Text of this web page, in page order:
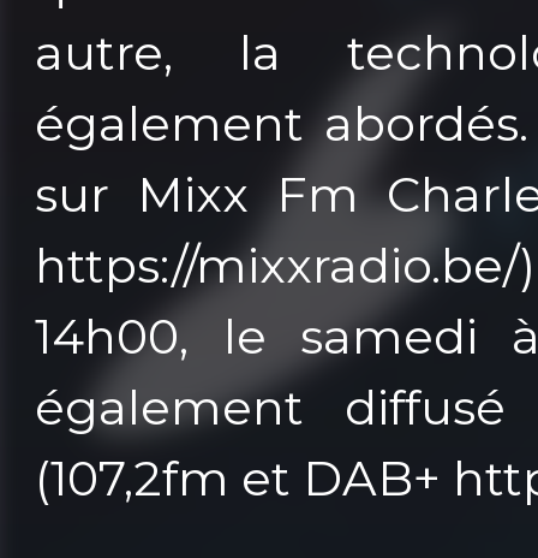
autre, la
également
sur Mixx Fm
https://
14h00, le samedi
également
(107,2fm et DAB+